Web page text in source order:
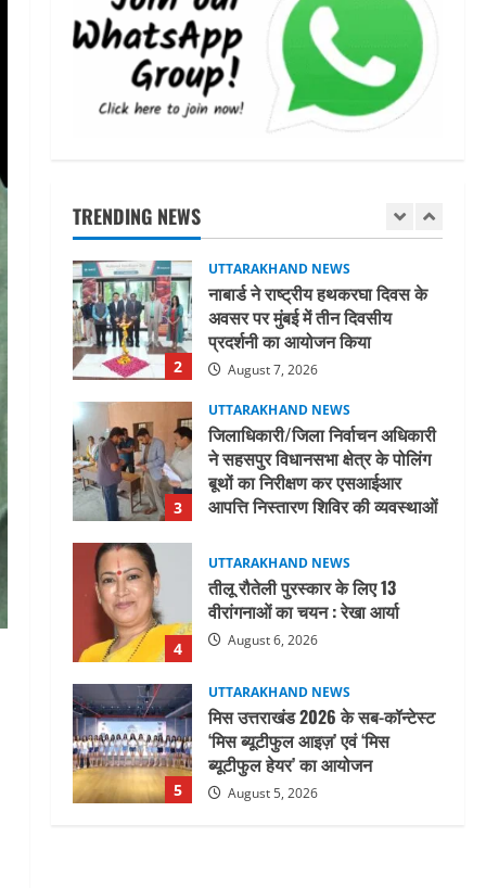
TRENDING NEWS
5
मिस उत्तराखंड 2026 के सब-कॉन्टेस्ट
‘मिस ब्यूटीफुल आइज़’ एवं ‘मिस
ब्यूटीफुल हेयर’ का आयोजन
August 5, 2026
1
UTTARAKHAND NEWS
नियमावली-2026 को मिली मंजूरी
August 7, 2026
2
UTTARAKHAND NEWS
नाबार्ड ने राष्ट्रीय हथकरघा दिवस के
अवसर पर मुंबई में तीन दिवसीय
प्रदर्शनी का आयोजन किया
August 7, 2026
3
UTTARAKHAND NEWS
जिलाधिकारी/जिला निर्वाचन अधिकारी
ने सहसपुर विधानसभा क्षेत्र के पोलिंग
बूथों का निरीक्षण कर एसआईआर
आपत्ति निस्तारण शिविर की व्यवस्थाओं
August 6, 2026
4
UTTARAKHAND NEWS
तीलू रौतेली पुरस्कार के लिए 13
वीरांगनाओं का चयन : रेखा आर्या
August 6, 2026
5
UTTARAKHAND NEWS
मिस उत्तराखंड 2026 के सब-कॉन्टेस्ट
‘मिस ब्यूटीफुल आइज़’ एवं ‘मिस
ब्यूटीफुल हेयर’ का आयोजन
August 5, 2026